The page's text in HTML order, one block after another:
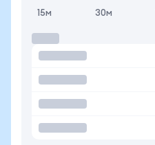
15м 30м